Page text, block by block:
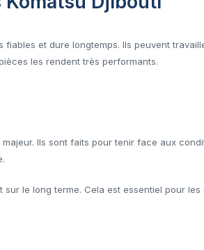
et dure longtemps. Ils peuvent
les rendent très performants.
majeur. Ils sont faits pour tenir face aux
le long terme. Cela est essentiel pour les